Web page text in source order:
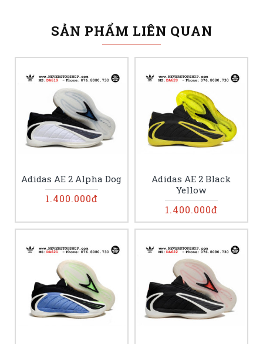
SẢN PHẨM LIÊN QUAN
Adidas AE 2 Alpha Dog
1.400.000đ
Adidas AE 2 Black
Yellow
1.400.000đ